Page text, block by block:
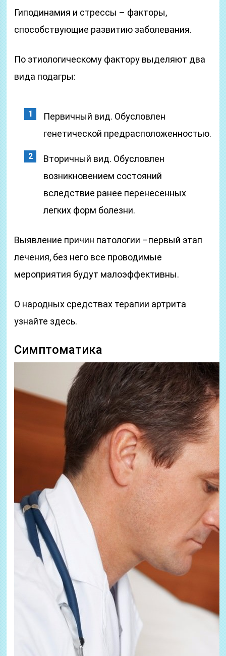
Гиподинамия и стрессы – факторы,
способствующие развитию заболевания.
По этиологическому фактору выделяют два
вида подагры:
Первичный вид. Обусловлен
генетической предрасположенностью.
Вторичный вид. Обусловлен
возникновением состояний
вследствие ранее перенесенных
легких форм болезни.
Выявление причин патологии –первый этап
лечения, без него все проводимые
мероприятия будут малоэффективны.
О народных средствах терапии артрита
узнайте здесь.
Симптоматика